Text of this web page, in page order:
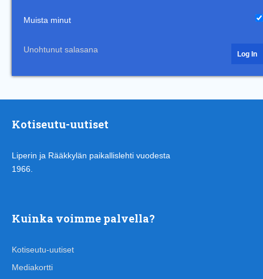
Muista minut
Unohtunut salasana
Kotiseutu-uutiset
Liperin ja Rääkkylän paikallislehti vuodesta
1966.
Kuinka voimme palvella?
Kotiseutu-uutiset
Mediakortti